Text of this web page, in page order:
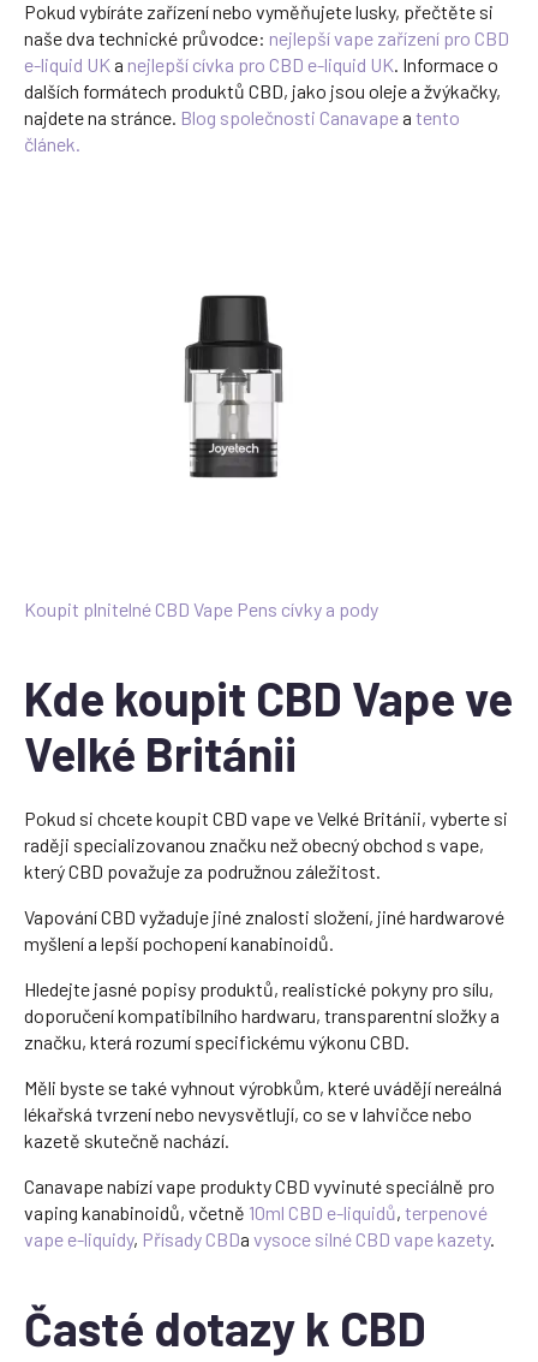
Pokud vybíráte zařízení nebo vyměňujete lusky, přečtěte si
naše dva technické průvodce: nejlepší vape zařízení pro CBD
e-liquid UK a nejlepší cívka pro CBD e-liquid UK. Informace o
dalších formátech produktů CBD, jako jsou oleje a žvýkačky,
najdete na stránce. Blog společnosti Canavapea tento
článek.
Koupit plnitelné CBD Vape Pens cívky a pody
Kde koupit CBD Vape ve
Velké Británii
Pokud si chcete koupit CBD vape ve Velké Británii, vyberte si
raději specializovanou značku než obecný obchod s vape,
který CBD považuje za podružnou záležitost.
Vapování CBD vyžaduje jiné znalosti složení, jiné hardwarové
myšlení a lepší pochopení kanabinoidů.
Hledejte jasné popisy produktů, realistické pokyny pro sílu,
doporučení kompatibilního hardwaru, transparentní složky a
značku, která rozumí specifickému výkonu CBD.
Měli byste se také vyhnout výrobkům, které uvádějí nereálná
lékařská tvrzení nebo nevysvětlují, co se v lahvičce nebo
kazetě skutečně nachází.
Canavape nabízí vape produkty CBD vyvinuté speciálně pro
vaping kanabinoidů, včetně 10ml CBD e-liquidů, terpenové
vape e-liquidy, Přísady CBDa vysoce silné CBD vape kazety.
Časté dotazy k CBD